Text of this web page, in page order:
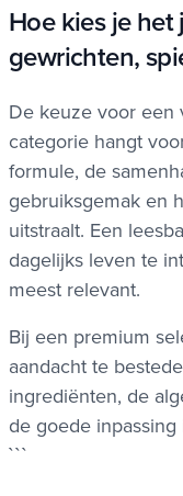
Hoe kies je
gewrichten,
De keuze voor een
categorie hangt
formule, de
gebruiksgemak en
uitstraalt. Een
dagelijks leven te
meest relevant.
Bij een premium
aandacht te
ingrediënten, de
de goede
```